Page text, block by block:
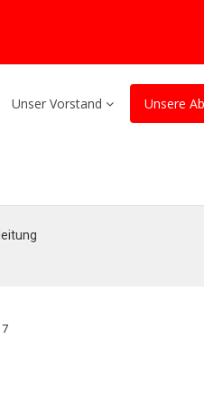
Unser Vorstand Unsere